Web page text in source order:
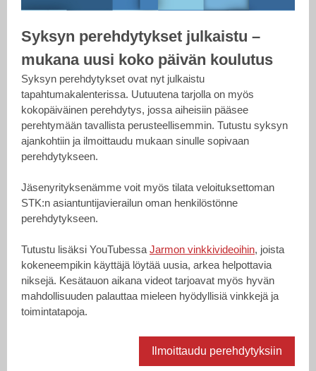
Syksyn perehdytykset julkaistu –
mukana uusi koko päivän koulutus
Syksyn perehdytykset ovat nyt julkaistu
tapahtumakalenterissa. Uutuutena tarjolla on myös
kokopäiväinen perehdytys, jossa aiheisiin pääsee
perehtymään tavallista perusteellisemmin. Tutustu syksyn
ajankohtiin ja ilmoittaudu mukaan sinulle sopivaan
perehdytykseen.
Jäsenyrityksenämme voit myös tilata veloituksettoman
STK:n asiantuntijavierailun oman henkilöstönne
perehdytykseen.
Tutustu lisäksi YouTubessa Jarmon vinkkivideoihin, joista
kokeneempikin käyttäjä löytää uusia, arkea helpottavia
niksejä. Kesätauon aikana videot tarjoavat myös hyvän
mahdollisuuden palauttaa mieleen hyödyllisiä vinkkejä ja
toimintatapoja.
Ilmoittaudu perehdytyksiin